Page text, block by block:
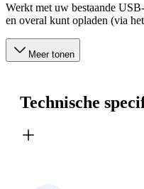
Werkt met uw bestaande
en overal kunt opladen (via
Meer tonen
Technische